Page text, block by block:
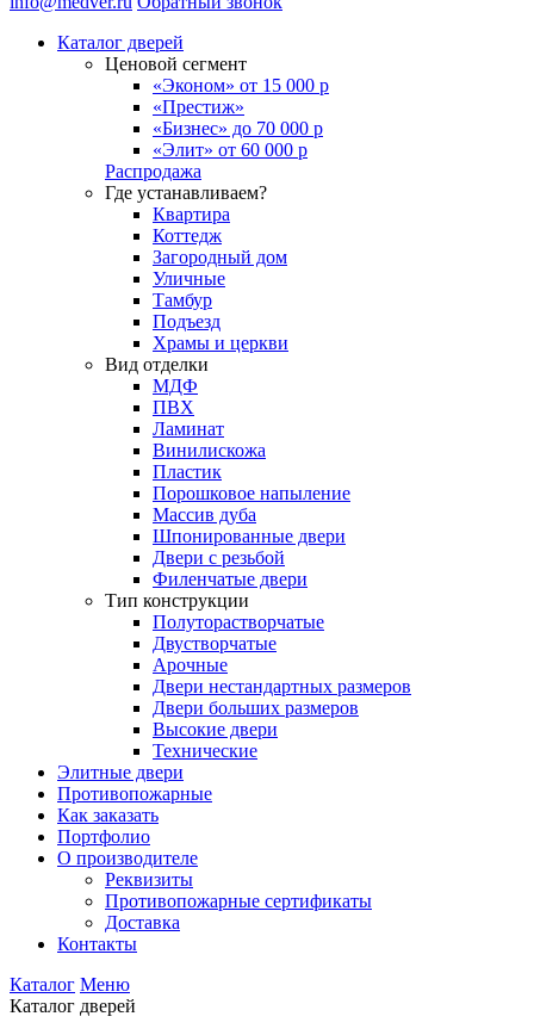
Каталог дверей
Ценовой сегмент
«Эконом» от 15 000 р
«Престиж»
«Бизнес» до 70 000 р
«Элит» от 60 000 р
Распродажа
Где устанавливаем?
Квартира
Коттедж
Загородный дом
Уличные
Тамбур
Подъезд
Храмы и церкви
Вид отделки
МДФ
ПВХ
Ламинат
Винилискожа
Пластик
Порошковое напыление
Массив дуба
Шпонированные двери
Двери с резьбой
Филенчатые двери
Тип конструкции
Полуторастворчатые
Двустворчатые
Арочные
Двери нестандартных размеров
Двери больших размеров
Высокие двери
Технические
Элитные двери
Противопожарные
Как заказать
Портфолио
О производителе
Реквизиты
Противопожарные сертификаты
Доставка
Контакты
Каталог Меню
Каталог дверей